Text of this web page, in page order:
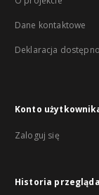
Dane kontaktowe
Deklaracja
Konto
Zaloguj się
Historia